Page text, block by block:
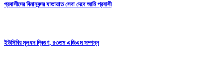
প্রবাসীদের বিমানবন্দর যাতায়াত সেবা দেবে আমি প্রবাসী
ইউসিবির মূলধন দ্বিগুণ, ৪৩তম এজিএম সম্পন্ন